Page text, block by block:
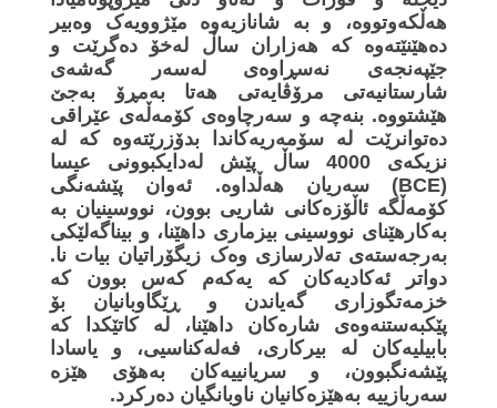
هەڵکەوتووە، و بە شانازیەوە مێژوویەک وەبیر
دەهێنێتەوە کە هەزاران ساڵ لەخۆ دەگرێت و
جێپەنجەی نەسڕاوەی لەسەر گەشەی
شارستانیەتی مرۆڤایەتی هەتا بەمڕۆ بەجێ
هێشتووە. بنەچە و سەرچاوەی کۆمەڵەی عێراقی
دەتوانرێت لە سۆمەریەکاندا بدۆزرێتەوە کە لە
نزیکەی 4000 ساڵ پێش لەدایکبوونی عیسا
(BCE) سەریان هەڵداوە. ئەوان پێشەنگی
کۆمەڵگە ئاڵۆزەکانی شاریی بوون، نووسینیان بە
بەکارهێنای نووسینی بیزماری داهێنا، و بیناگەلێکی
بەرجەستەی تەلارسازی وەک زیگۆراتیان بیات نا.
دواتر ئەکادیەکان کە یەکەم کەس بوون کە
خزمەتگوزاری گەیاندن و ڕێگاوبانیان بۆ
پێکبەستنەوەی شارەکان داهێنا، لە کاتێکدا کە
بابیلیەکان لە بیرکاری، فەلەکناسیی، و یاسادا
پێشەنگبوون، و سریانییەکان بەهۆی هێزە
سەربازییە بەهێزەکانیان ناوبانگیان دەرکرد.